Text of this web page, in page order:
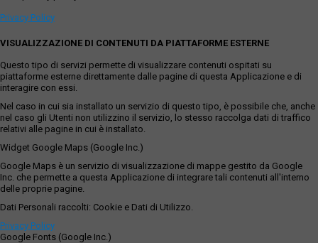
Privacy Policy
VISUALIZZAZIONE DI CONTENUTI DA PIATTAFORME ESTERNE
Questo tipo di servizi permette di visualizzare contenuti ospitati su
piattaforme esterne direttamente dalle pagine di questa Applicazione e di
interagire con essi.
Nel caso in cui sia installato un servizio di questo tipo, è possibile che, anche
nel caso gli Utenti non utilizzino il servizio, lo stesso raccolga dati di traffico
relativi alle pagine in cui è installato.
Widget Google Maps (Google Inc.)
Google Maps è un servizio di visualizzazione di mappe gestito da Google
Inc. che permette a questa Applicazione di integrare tali contenuti all'interno
delle proprie pagine.
Dati Personali raccolti: Cookie e Dati di Utilizzo.
Privacy Policy
Google Fonts (Google Inc.)